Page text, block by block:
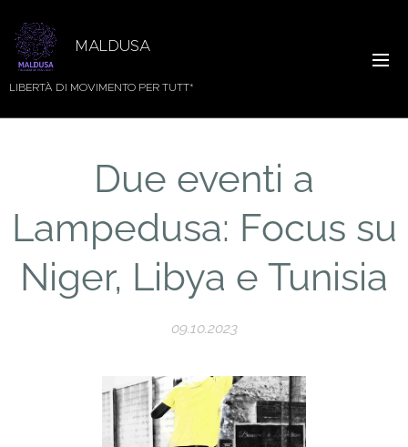
MALDUSA
LIBERTÀ DI MOVIMENTO PER TUTT*
Due eventi a
Lampedusa: Focus su
Niger, Libya e Tunisia
09.10.2023